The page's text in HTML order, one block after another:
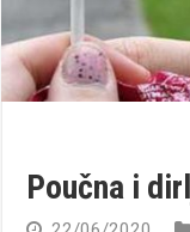
Poučna i